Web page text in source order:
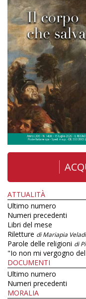
ATTUALITÀ
Ultimo numero
Numeri precedenti
Libri del mese
Riletture di Mariapia
Parole delle religioni di
"Io non mi vergogno
DOCUMENTI
Ultimo numero
Numeri precedenti
MORALIA